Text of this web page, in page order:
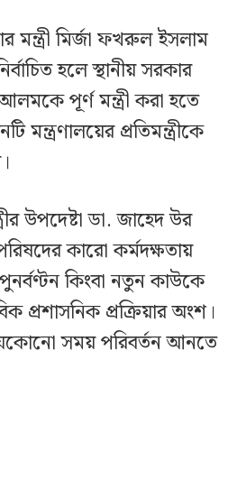
মন্ত্রী মির্জা ফখরুল ইসলাম
হলে স্থানীয় সরকার
আলমকে পূর্ণ মন্ত্রী করা হতে
মন্ত্রণালয়ের প্রতিমন্ত্রীকে
উপদেষ্টা ডা. জাহেদ উর
কারো কর্মদক্ষতায়
কিংবা নতুন কাউকে
প্রশাসনিক প্রক্রিয়ার অংশ।
যেকোনো সময় পরিবর্তন আনতে